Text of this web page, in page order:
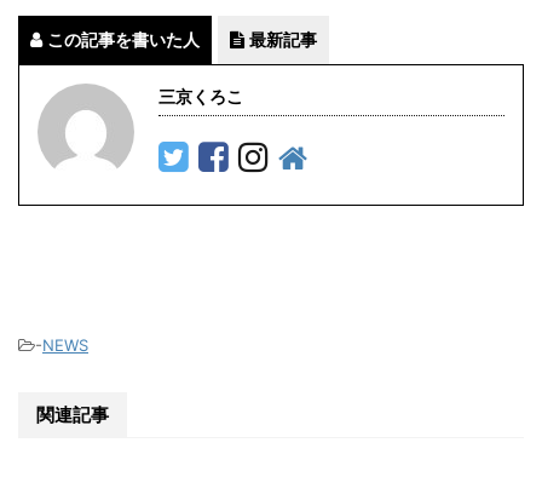
この記事を書いた人 最新記事
三京くろこ
-NEWS
関連記事